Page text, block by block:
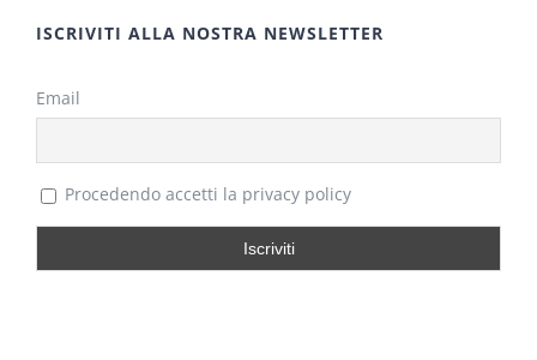
ISCRIVITI ALLA NOSTRA NEWSLETTER
Email
Procedendo accetti la privacy policy